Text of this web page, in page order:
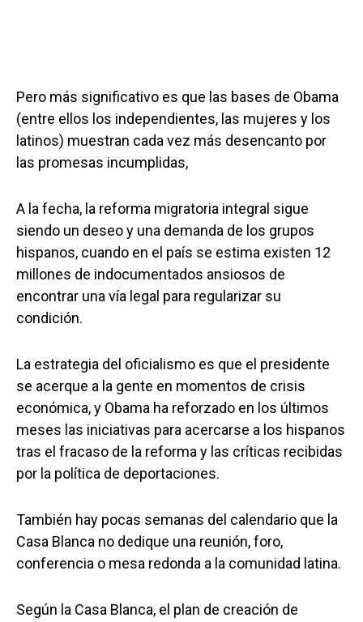
Pero más significativo es que las bases de Obama
(entre ellos los independientes, las mujeres y los
latinos) muestran cada vez más desencanto por
las promesas incumplidas,
A la fecha, la reforma migratoria integral sigue
siendo un deseo y una demanda de los grupos
hispanos, cuando en el país se estima existen 12
millones de indocumentados ansiosos de
encontrar una vía legal para regularizar su
condición.
La estrategia del oficialismo es que el presidente
se acerque a la gente en momentos de crisis
económica, y Obama ha reforzado en los últimos
meses las iniciativas para acercarse a los hispanos
tras el fracaso de la reforma y las críticas recibidas
por la política de deportaciones.
También hay pocas semanas del calendario que la
Casa Blanca no dedique una reunión, foro,
conferencia o mesa redonda a la comunidad latina.
Según la Casa Blanca, el plan de creación de